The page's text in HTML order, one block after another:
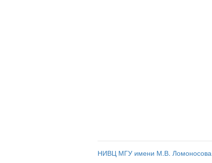
НИВЦ МГУ имени М.В. Ломоносова